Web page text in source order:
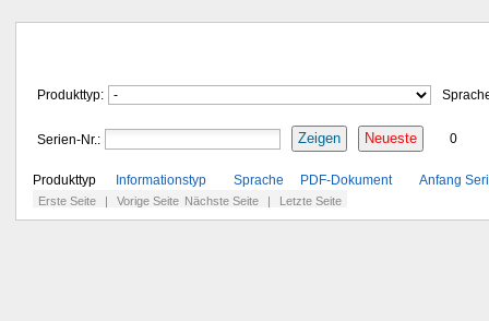
Produkttyp:
Serien-Nr.: Zeigen Neueste 0
Produkttyp Informationstyp Sprache PDF-Dokument Anfang
Erste Seite Vorige Seite Nächste Seite Letzte Seite